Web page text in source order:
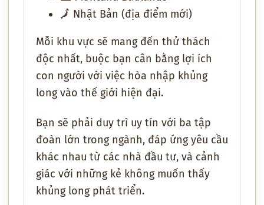
🗾 Nhật Bản (địa điểm mới)
Mỗi khu vực sẽ mang đến thử thách
độc nhất, buộc bạn cân bằng lợi ích
con người với việc hòa nhập khủng
long vào thế giới hiện đại.
Bạn sẽ phải duy trì uy tín với ba tập
đoàn lớn trong ngành, đáp ứngyêu cầu
khác nhau từ các nhà đầu tư, và cảnh
giác với những kẻ không muốn thấy
khủng long phát triển.